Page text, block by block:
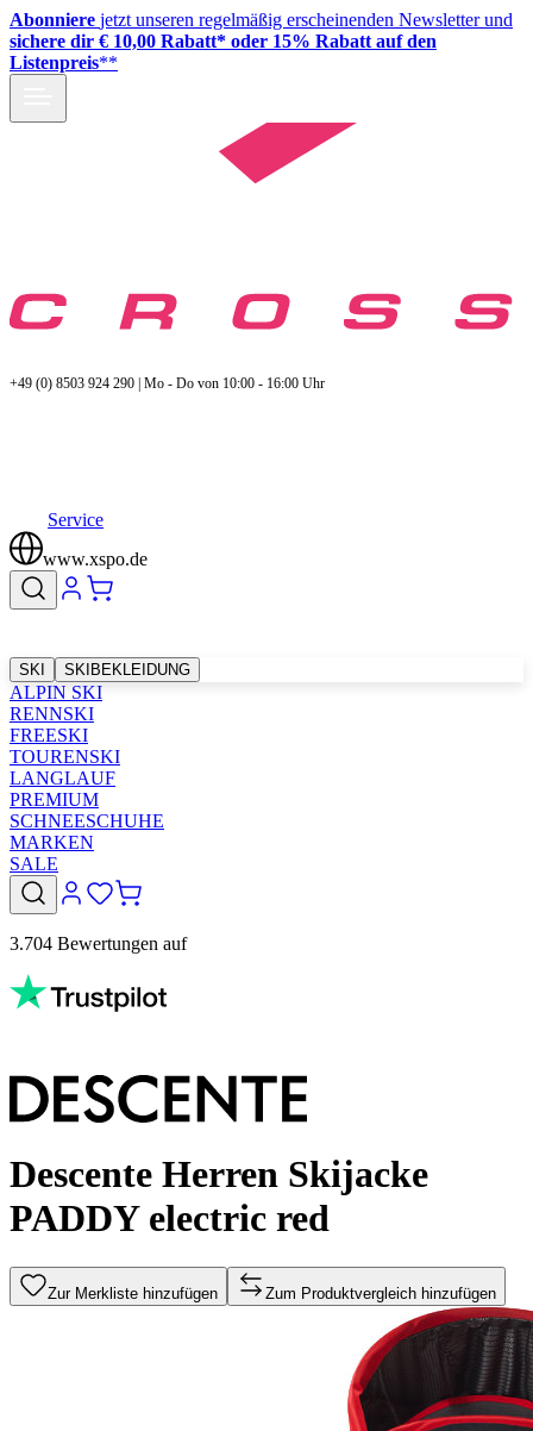
Abonniere jetzt unseren regelmäßig erscheinenden Newsletter und
sichere dir € 10,00 Rabatt* oder 15% Rabatt auf den
Listenpreis**
+49 (0) 8503 924 290 | Mo - Do von 10:00 - 16:00 Uhr
Service
www.xspo.de
SKI SKIBEKLEIDUNG
ALPIN SKI
RENNSKI
FREESKI
TOURENSKI
LANGLAUF
PREMIUM
SCHNEESCHUHE
MARKEN
SALE
3.704 Bewertungen auf
Descente Herren Skijacke
PADDY electric red
Zur Merkliste hinzufügen Zum Produktvergleich hinzufügen